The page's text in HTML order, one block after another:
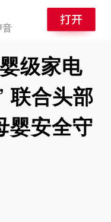
音
级家电
联合头部
婴安全守